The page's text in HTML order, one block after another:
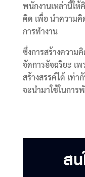
พนักงานเหล่านี้ให้
คิด เพื่อ นำความคิ
การทำงาน
ซึ่งการสร้างความ
จัดการอัจฉริยะ เ
สร้างสรรค์ได้ เท่
จะนำมาใช้ในการ